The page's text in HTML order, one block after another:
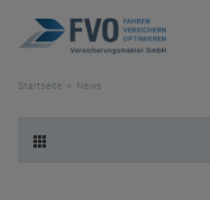
Startseite News